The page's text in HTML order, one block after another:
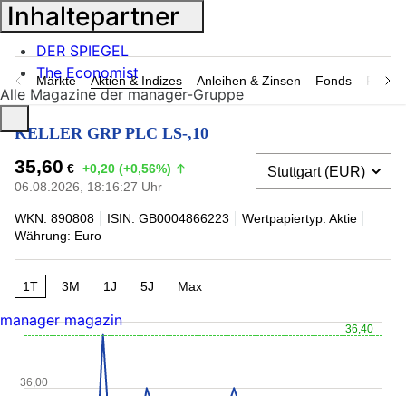
Märkte Aktien & Indizes Anleihen & Zinsen Fonds
KELLER GRP PLC LS-,10
35,60 € +0,20 (+0,56%)
06.08.2026, 18:16:27 Uhr
WKN: 890808 ISIN: GB0004866223
Wertpapiertyp: Aktie
Währung: Euro
1T 3M 1J 5J Max
36,40
36,00
Inhaltepartner
DER SPIEGEL
The Economist
Alle Magazine der manager-Gruppe
manager magazin